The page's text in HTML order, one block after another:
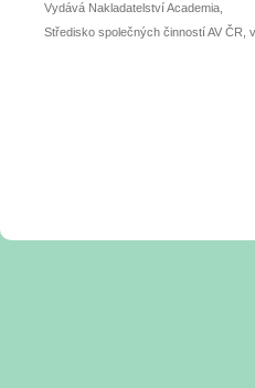
Vydává Nakladatelství Academia,
Středisko společných činností AV ČR,